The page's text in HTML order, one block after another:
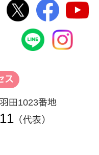
桜川市
桜川市公式
桜川
桜川市公
ス
田1023番地
（代表）